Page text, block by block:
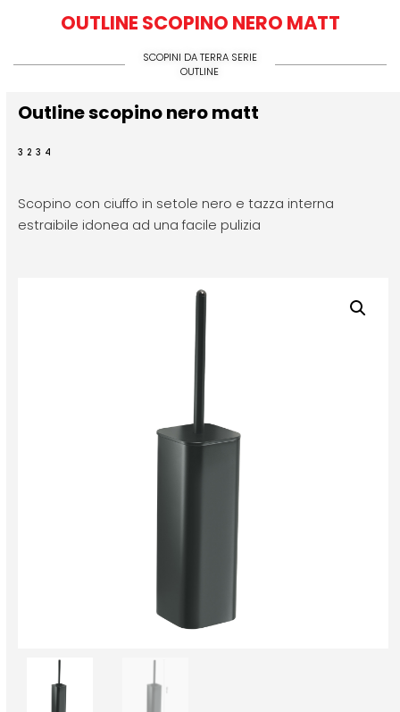
OUTLINE SCOPINO NERO MATT
SCOPINI DA TERRA SERIE
OUTLINE
Outline scopino nero matt
3234
Scopino con ciuffo in setole nero e tazza interna
estraibile idonea ad una facile pulizia